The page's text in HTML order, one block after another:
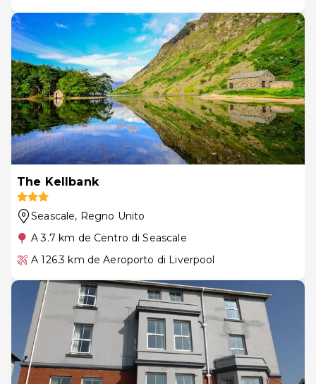
The Kellbank
Seascale, Regno Unito
A 3.7 km de Centro di Seascale
A 126.3 km de Aeroporto di Liverpool